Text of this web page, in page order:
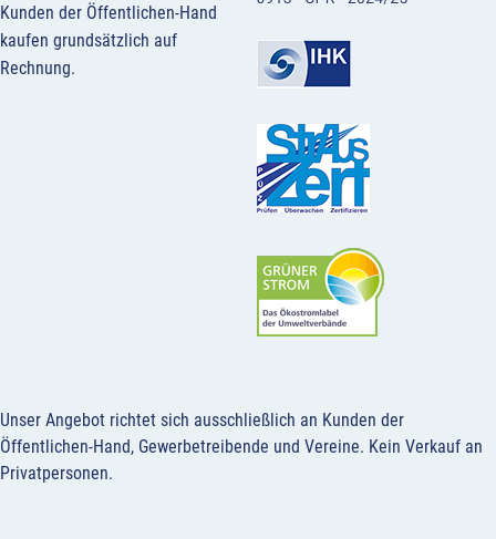
Kunden der Öffentlichen-Hand
kaufen grundsätzlich auf
Rechnung.
Unser Angebot richtet sich ausschließlich an Kunden der
Öffentlichen-Hand, Gewerbetreibende und Vereine. Kein Verkauf an
Privatpersonen.